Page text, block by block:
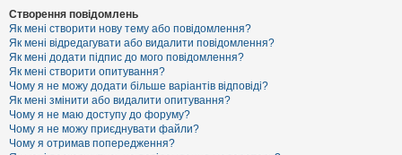
е
й
А
к
т
и
в
н
і
Створення повідомлень
Як мені створити нову тему або повідомлення?
Як мені відредагувати або видалити повідомлення?
Як мені додати підпис до мого повідомлення?
Як мені створити опитування?
Чому я не можу додати більше варіантів відповіді?
Як мені змінити або видалити опитування?
Чому я не маю доступу до форуму?
Чому я не можу приєднувати файли?
Чому я отримав попередження?